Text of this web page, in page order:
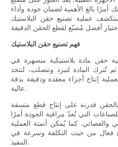
أمرًا بالغ الأهمية لضمان جودة وأداء
عملية تصنيع حقن البلاستيك
فهم تصنيع حقن البلاستيك
حقن مادة بلاستيكية منصهرة في
المادة لتبرد وتتصلب، لتتخذ
إنتاج أجزاء معقدة ودقيقة بدقة
عالية.
قدرته على إنتاج قطع متسقة
التي تُعدّ مراقبة الجودة أمرًا
والفضائي. كما يُمكن أتمتة العملية
فعال من حيث التكلفة وسرعة في
التنفيذ.